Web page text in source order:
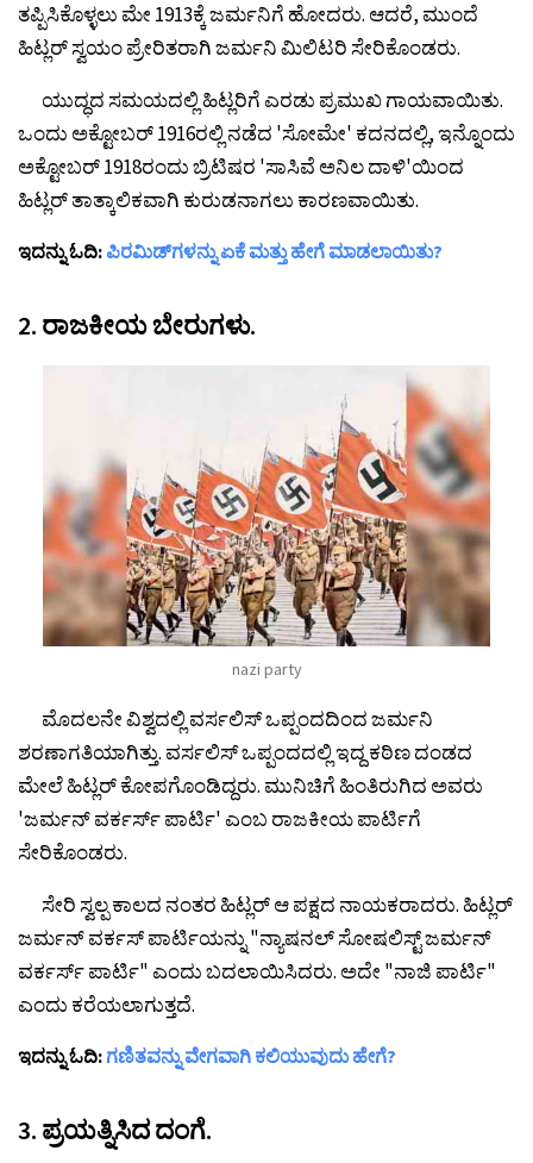
ತಪ್ಪಿಸಿಕೊಳ್ಳಲು ಮೇ 1913ಕ್ಕೆ ಜರ್ಮನಿಗೆ ಹೋದರು. ಆದರೆ, ಮುಂದೆ
ಹಿಟ್ಲರ್ ಸ್ವಯಂ ಪ್ರೇರಿತರಾಗಿ ಜರ್ಮನಿ ಮಿಲಿಟರಿ ಸೇರಿಕೊಂಡರು.
ಯುದ್ಧದ ಸಮಯದಲ್ಲಿ ಹಿಟ್ಲರಿಗೆ ಎರಡು ಪ್ರಮುಖ ಗಾಯವಾಯಿತು.
ಒಂದು ಅಕ್ಟೋಬರ್ 1916ರಲ್ಲಿ ನಡೆದ 'ಸೋಮೇ' ಕದನದಲ್ಲಿ, ಇನ್ನೊಂದು
ಅಕ್ಟೋಬರ್ 1918ರಂದು ಬ್ರಿಟಿಷರ 'ಸಾಸಿವೆ ಅನಿಲ ದಾಳಿ'ಯಿಂದ
ಹಿಟ್ಲರ್ ತಾತ್ಕಾಲಿಕವಾಗಿ ಕುರುಡನಾಗಲು ಕಾರಣವಾಯಿತು.
ಇದನ್ನು ಓದಿ:ಪಿರಮಿಡ್‌ಗಳನ್ನು ಏಕೆ ಮತ್ತು ಹೇಗೆ ಮಾಡಲಾಯಿತು?
2. ರಾಜಕೀಯ ಬೇರುಗಳು.
nazi party
ಮೊದಲನೇ ವಿಶ್ವದಲ್ಲಿ ವರ್ಸಲಿಸ್ ಒಪ್ಪಂದದಿಂದ ಜರ್ಮನಿ
ಶರಣಾಗತಿಯಾಗಿತ್ತು. ವರ್ಸಲಿಸ್ ಒಪ್ಪಂದದಲ್ಲಿ ಇದ್ದ ಕಠಿಣ ದಂಡದ
ಮೇಲೆ ಹಿಟ್ಲರ್ ಕೋಪಗೊಂಡಿದ್ದರು. ಮುನಿಚಿಗೆ ಹಿಂತಿರುಗಿದ ಅವರು
'ಜರ್ಮನ್ ವರ್ಕರ್ಸ್ ಪಾರ್ಟಿ' ಎಂಬ ರಾಜಕೀಯ ಪಾರ್ಟಿಗೆ
ಸೇರಿಕೊಂಡರು.
ಸೇರಿ ಸ್ವಲ್ಪ ಕಾಲದ ನಂತರ ಹಿಟ್ಲರ್ ಆ ಪಕ್ಷದ ನಾಯಕರಾದರು. ಹಿಟ್ಲರ್
ಜರ್ಮನ್ ವರ್ಕಸ್ ಪಾರ್ಟಿಯನ್ನು "ನ್ಯಾಷನಲ್ ಸೋಷಲಿಸ್ಟ್ ಜರ್ಮನ್
ವರ್ಕರ್ಸ್ ಪಾರ್ಟಿ" ಎಂದು ಬದಲಾಯಿಸಿದರು. ಅದೇ "ನಾಜಿ ಪಾರ್ಟಿ"
ಎಂದು ಕರೆಯಲಾಗುತ್ತದೆ.
ಇದನ್ನು ಓದಿ: ಗಣಿತವನ್ನು ವೇಗವಾಗಿ ಕಲಿಯುವುದು ಹೇಗೆ?
3. ಪ್ರಯತ್ನಿಸಿದ ದಂಗೆ.